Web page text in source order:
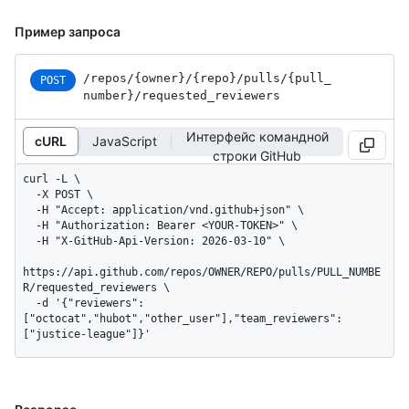
Пример запроса
POST /repos /{owner} /{repo} /pulls /{pull_
number} /requested_ reviewers
cURL JavaScript
Интерфейс командной
строки GitHub
curl -L \
https://api.github.com/repos/OWNER/REPO/pulls/PULL_NUMBE
R/requested_reviewers \
["octocat","hubot","other_user"],"team_reviewers":
["justice-league"]}'